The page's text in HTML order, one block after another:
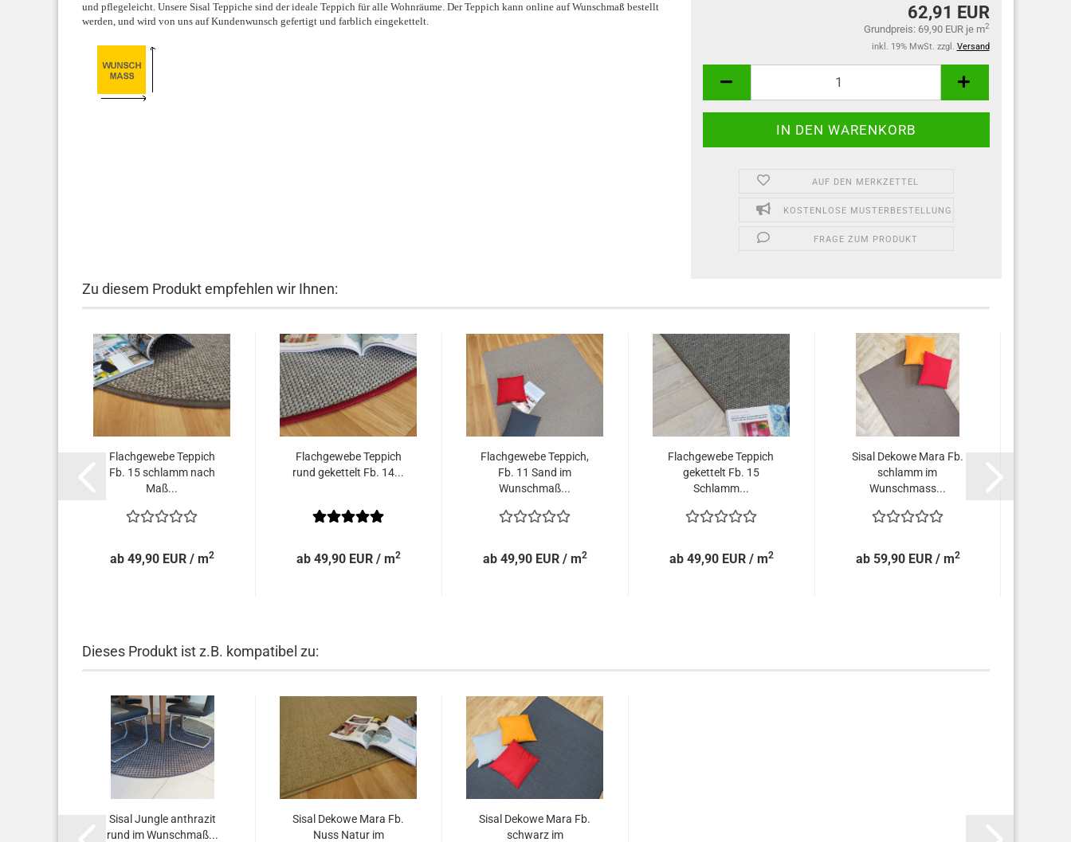
62,91 EUR
Grundpreis: 69,90 EUR je m2
inkl. 19% MwSt. zzgl. Versand
AUF DEN MERKZETTEL
KOSTENLOSE MUSTERBESTELLUNG
FRAGE ZUM PRODUKT
und pflegeleicht. Unsere Sisal Teppiche sind der ideale Teppich für alle Wohnräume. Der Teppich kann online auf Wunschmaß bestellt
werden, und wird von uns auf Kundenwunsch gefertigt und farblich eingekettelt.
Zu diesem Produkt empfehlen wir Ihnen:
Flachgewebe Teppich
Fb. 15 schlamm nach
Maß...
ab 49,90 EUR / m2
Flachgewebe Teppich
rund gekettelt Fb. 14...
ab 49,90 EUR / m2
Flachgewebe Teppich,
Fb. 11 Sand im
Wunschmaß...
ab 49,90 EUR / m2
Flachgewebe Teppich
gekettelt Fb. 15
Schlamm...
ab 49,90 EUR / m2
Sisal Dekowe Mara Fb.
schlamm im
Wunschmass...
ab 59,90 EUR / m2
Dieses Produkt ist z.B. kompatibel zu:
Sisal Jungle anthrazit
rund im Wunschmaß...
Sisal Dekowe Mara Fb.
Nuss Natur im
Sisal Dekowe Mara Fb.
schwarz im